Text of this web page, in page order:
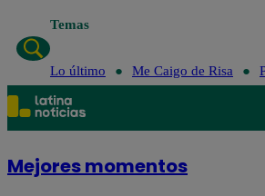
Temas
Lo último Me Caigo de Risa
Mejores momentos